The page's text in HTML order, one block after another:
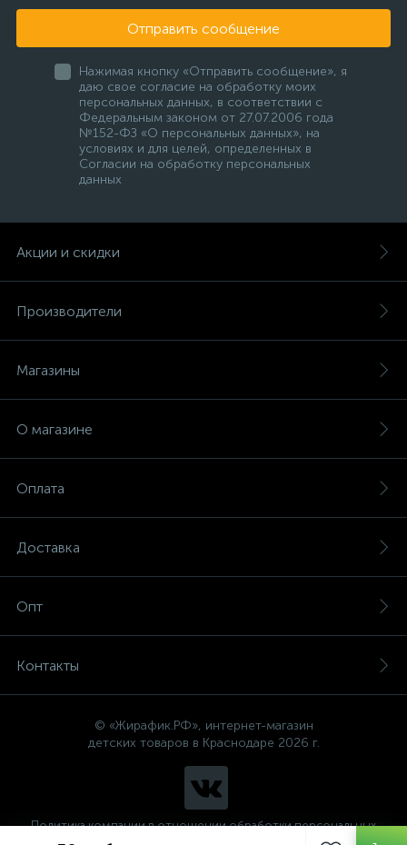
Отправить сообщение
Нажимая кнопку «Отправить сообщение», я
даю свое согласие на обработку моих
персональных данных, в соответствии с
Федеральным законом от 27.07.2006 года
№152-ФЗ «О персональных данных», на
условиях и для целей, определенных в
Согласии на обработку персональных
данных
Акции и скидки
Производители
Магазины
О магазине
Оплата
Доставка
Опт
Контакты
© «Жирафик.РФ», интернет-магазин
детских товаров в Краснодаре 2026 г.
Политика компании в отношении обработки персональных